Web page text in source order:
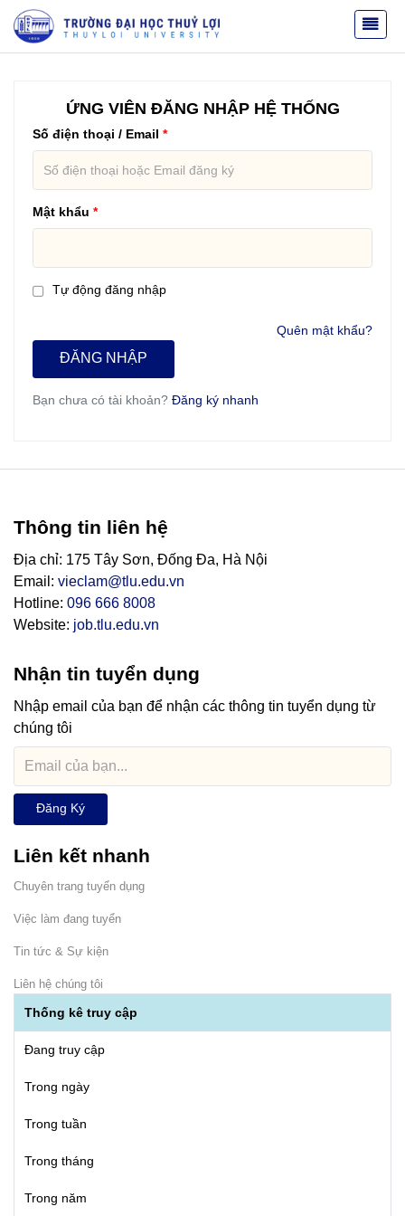
ỨNG VIÊN ĐĂNG NHẬP HỆ THỐNG
Số điện thoại / Email
Mật khẩu
Tự động đăng nhập
Quên mật khẩu?
ĐĂNG NHẬP
Bạn chưa có tài khoản? Đăng ký nhanh
Thông tin liên hệ
Địa chỉ: 175 Tây Sơn, Đống Đa, Hà Nội
Email: vieclam@tlu.edu.vn
Hotline: 096 666 8008
Website: job.tlu.edu.vn
Nhận tin tuyển dụng
Nhập email của bạn để nhận các thông tin tuyển dụng từ
chúng tôi
Đăng Ký
Liên kết nhanh
Chuyên trang tuyển dụng
Việc làm đang tuyển
Tin tức & Sự kiện
Liên hệ chúng tôi
Thống kê truy cập
Đang truy cập
Trong ngày
Trong tuần
Trong tháng
Trong năm